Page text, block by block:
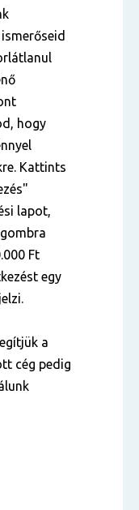
hogy
Kattints
lapot,
Ft
egy
a
cég pedig